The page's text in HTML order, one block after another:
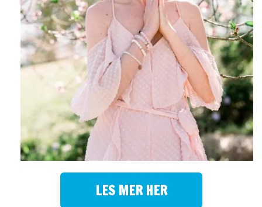
LES MER HER